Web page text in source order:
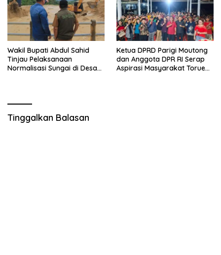
Wakil Bupati Abdul Sahid
Tinjau Pelaksanaan
Normalisasi Sungai di Desa
Ketua DPRD Parigi Moutong
dan Anggota DPR RI Serap
Aspirasi Masyarakat Torue
Tinggalkan Balasan